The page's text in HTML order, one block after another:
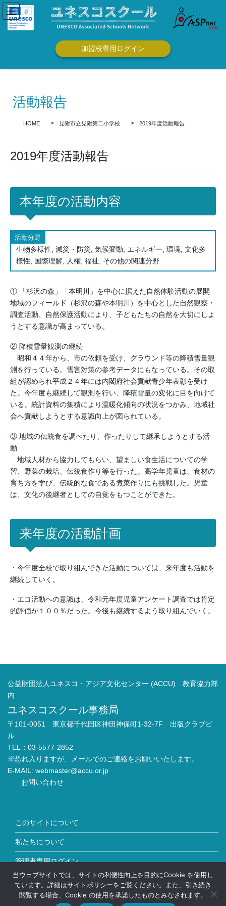
コ
ン
移
ナ
ビ
ン
加盟校専用ログイン
活動報告
HOME 見附市立見附第二小学校 2019年度活動報告
2019年度活動報告
本年度の活動内容
活動分野
生物多様性, 減災・防災, 気候変動, エネルギー, 環境, 文化多
様性, 国際理解, 人権, 福祉, その他の関連分野
① 「杉沢の森」「本明川」を中心に据えた自然体験活動の展開
地域のフィールド（杉沢の森や本明川）を中心とした自然観察・
調査活動、自然保護活動により、子どもたちの自然を大切にしよ
うとする意識が高まっている。
② 降積雪量観測の継続
昭和４４年から、市の依頼を受け、グラウンド等の降積雪量観
測を行っている。雪害対策の参考データにもなっている。その取
組が認められ平成２４年には内閣府社会貢献青少年表彰を受け
た。今年度も継続して観測を行い、降積雪量の変化に目を向けて
いる。統計資料の集積により温暖化傾向の状況をつかみ、地域社
会へ貢献しようとする意識向上が図られている。
③ 地域の伝統食を調べたり、作ったりして継承しようとする活
動
地域人材から協力してもらい、望ましい食生活についての学
習、野菜の栽培、伝統食作り等を行った。高学年児童は、食材の
育ち方を学び、伝統的な食である煮菜作りにも挑戦した。児童
は、文化の後継者としての自覚をもつことができた。
来年度の活動計画
・今年度全校で取り組んできた活動については、来年度も活動を
継続していく。
・エコ活動への意識は、令和元年度児童アンケート調査では肯定
的評価が１００％だった。今後も継続するよう取り組んでいく。
公益財団法人ユネスコ・アジア文化センター (ACCU) 教育協力部
内
ユネスコスクール事務局
〒101-0051 東京都千代田区神田神保町1-32-7F 出版クラブビ
ル
TEL：03-5577-2852
※恐れ入りますが、メールでのご連絡をお願いいたします。
E-MAIL: webmaster@accu.or.jp
お問い合わせ
このサイトについて
私たちについて
管理者専用ログイン
Copyright © ユネスコスクール All Rights Reserved.
当ウェブサイトでは、サイトの利便性向上を目的にCookie を使用し
ています。詳細はサイトポリシーをご覧ください。また、引き続き
閲覧する場合、Cookie の使用を承諾したものとみなされます。